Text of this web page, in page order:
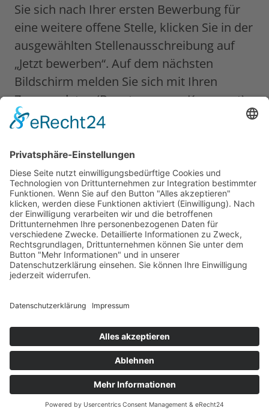
Sie sich nach Ihrer ersten Bewerbung für
eine weitere offene Stelle, klicken Sie in der
ausgewählten Stellenausschreibung auf
„Jetzt bewerben“. Auf dem nächsten
Bildschirm melden Sie sich mit Ihren
Zugangsdaten (Benutzername, Kennwort)
über den Link „Login Karriereportal“ an und
vorhergehenden Bewerbung nutzen. Bitte
prüfen Sie die vorhandenen Daten auf
Aktualität und passen Sie diese bei Bedarf
an. Ergänzen Sie die bestehenden
Dateianlagen um ein aktuelles Anschreiben
und ggf. weitere relevante Dokumente.
Datenschutz
Copyright © 2026 Max Bögl. Alle Rechte bleiben
vorbehalten.